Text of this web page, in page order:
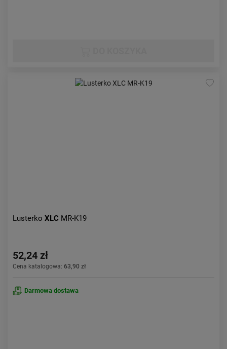
Lusterko XLC MR-K19
52,24 zł
Cena katalogowa: 63,90 zł
Darmowa dostawa